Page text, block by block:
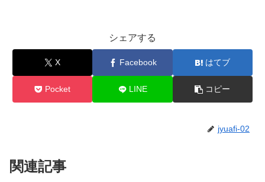
シェアする
X Facebook はてブ
Pocket LINE コピー
jyuafi-02
関連記事